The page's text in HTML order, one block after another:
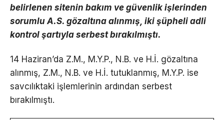
belirlenen sitenin bakım ve güvenlik işlerinden
sorumlu A.S. gözaltına alınmış, iki şüpheli adli
kontrol şartıyla serbest bırakılmıştı.
14 Haziran’da Z.M., M.Y.P., N.B. ve H.İ. gözaltına
alınmış, Z.M., N.B. ve H.İ. tutuklanmış, M.Y.P. ise
savcılıktaki işlemlerinin ardından serbest
bırakılmıştı.